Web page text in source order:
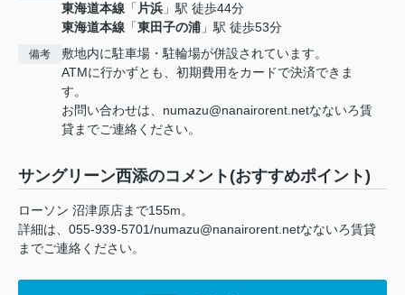
東海道本線 「片浜 」駅 徒歩44分
東海道本線 「東田子の浦 」駅 徒歩53分
備考
敷地内に駐車場・駐輪場が併設されています。
ATMに行かずとも、初期費用をカードで決済できま
す。
お問い合わせは、numazu@nanairorent.netなないろ賃
貸までご連絡ください。
サングリーン西添のコメント(おすすめポイント)
ローソン 沼津原店まで155m。
詳細は、055-939-5701/numazu@nanairorent.netなないろ賃貸
までご連絡ください。